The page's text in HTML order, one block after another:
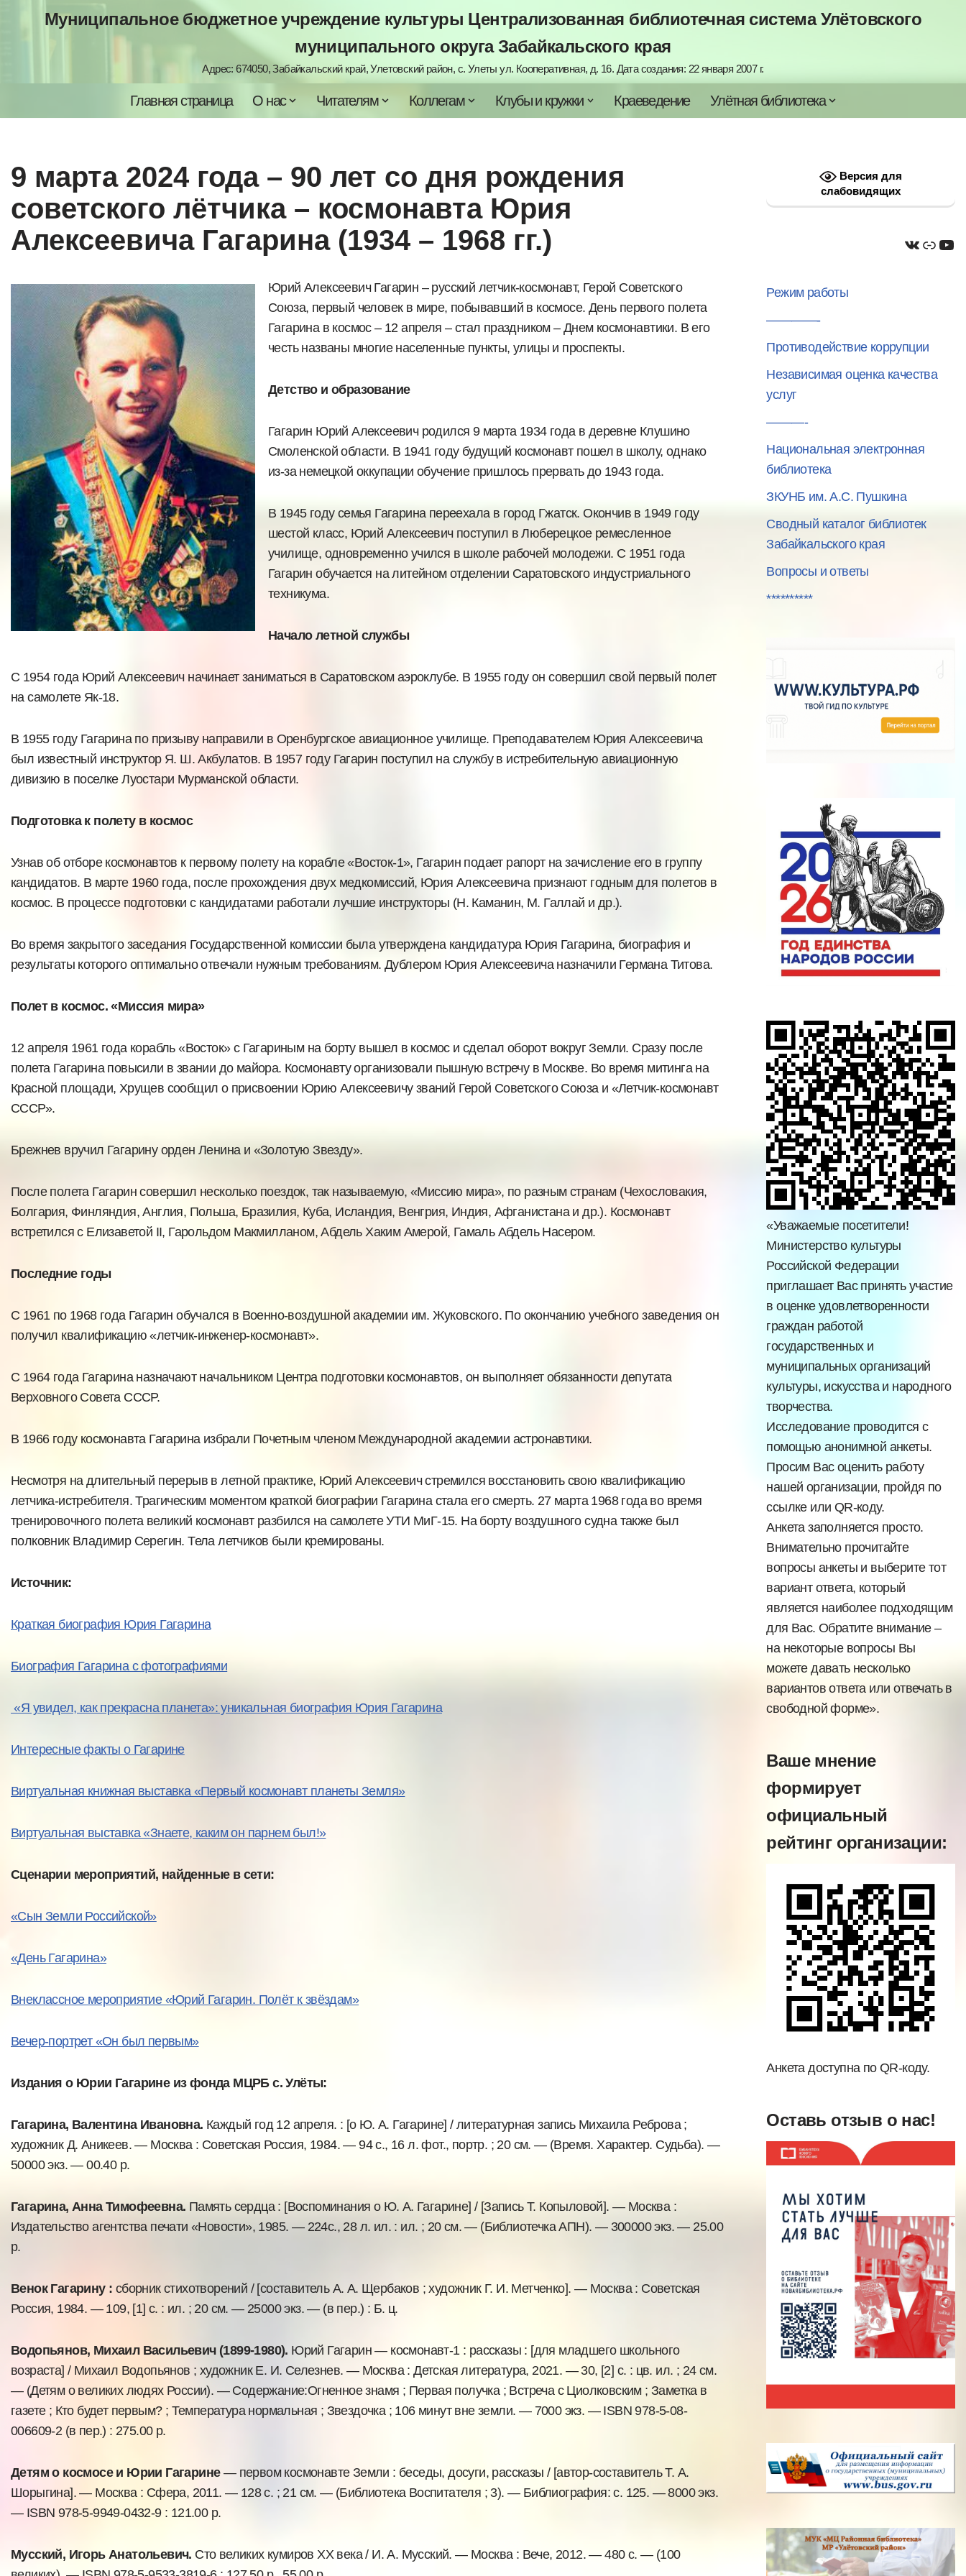
содержимому
Муниципальное бюджетное учреждение культуры Централизованная библиотечная система Улётовского
муниципального округа Забайкальского края
Адрес: 674050, Забайкальский край, Улетовский район, с. Улеты ул. Кооперативная, д. 16. Дата создания: 22 января 2007 г.
Главная страница О нас Читателям Коллегам Клубы и кружки Краеведение Улётная библиотека
9 марта 2024 года – 90 лет со дня рождения
советского лётчика – космонавта Юрия
Алексеевича Гагарина (1934 – 1968 гг.)
Юрий Алексеевич Гагарин – русский летчик-космонавт, Герой Советского
Союза, первый человек в мире, побывавший в космосе. День первого полета
Гагарина в космос – 12 апреля – стал праздником – Днем космонавтики. В его
честь названы многие населенные пункты, улицы и проспекты.
Детство и образование
Гагарин Юрий Алексеевич родился 9 марта 1934 года в деревне Клушино
Смоленской области. В 1941 году будущий космонавт пошел в школу, однако
из-за немецкой оккупации обучение пришлось прервать до 1943 года.
В 1945 году семья Гагарина переехала в город Гжатск. Окончив в 1949 году
шестой класс, Юрий Алексеевич поступил в Люберецкое ремесленное
училище, одновременно учился в школе рабочей молодежи. С 1951 года
Гагарин обучается на литейном отделении Саратовского индустриального
техникума.
Начало летной службы
С 1954 года Юрий Алексеевич начинает заниматься в Саратовском аэроклубе. В 1955 году он совершил свой первый полет
на самолете Як-18.
В 1955 году Гагарина по призыву направили в Оренбургское авиационное училище. Преподавателем Юрия Алексеевича
был известный инструктор Я. Ш. Акбулатов. В 1957 году Гагарин поступил на службу в истребительную авиационную
дивизию в поселке Луостари Мурманской области.
Подготовка к полету в космос
Узнав об отборе космонавтов к первому полету на корабле «Восток-1», Гагарин подает рапорт на зачисление его в группу
кандидатов. В марте 1960 года, после прохождения двух медкомиссий, Юрия Алексеевича признают годным для полетов в
космос. В процессе подготовки с кандидатами работали лучшие инструкторы (Н. Каманин, М. Галлай и др.).
Во время закрытого заседания Государственной комиссии была утверждена кандидатура Юрия Гагарина, биография и
результаты которого оптимально отвечали нужным требованиям. Дублером Юрия Алексеевича назначили Германа Титова.
Полет в космос. «Миссия мира»
12 апреля 1961 года корабль «Восток» с Гагариным на борту вышел в космос и сделал оборот вокруг Земли. Сразу после
полета Гагарина повысили в звании до майора. Космонавту организовали пышную встречу в Москве. Во время митинга на
Красной площади, Хрущев сообщил о присвоении Юрию Алексеевичу званий Герой Советского Союза и «Летчик-космонавт
СССР».
Брежнев вручил Гагарину орден Ленина и «Золотую Звезду».
После полета Гагарин совершил несколько поездок, так называемую, «Миссию мира», по разным странам (Чехословакия,
Болгария, Финляндия, Англия, Польша, Бразилия, Куба, Исландия, Венгрия, Индия, Афганистана и др.). Космонавт
встретился с Елизаветой II, Гарольдом Макмилланом, Абдель Хаким Амерой, Гамаль Абдель Насером.
Последние годы
С 1961 по 1968 года Гагарин обучался в Военно-воздушной академии им. Жуковского. По окончанию учебного заведения он
получил квалификацию «летчик-инженер-космонавт».
С 1964 года Гагарина назначают начальником Центра подготовки космонавтов, он выполняет обязанности депутата
Верховного Совета СССР.
В 1966 году космонавта Гагарина избрали Почетным членом Международной академии астронавтики.
Несмотря на длительный перерыв в летной практике, Юрий Алексеевич стремился восстановить свою квалификацию
летчика-истребителя. Трагическим моментом краткой биографии Гагарина стала его смерть. 27 марта 1968 года во время
тренировочного полета великий космонавт разбился на самолете УТИ МиГ-15. На борту воздушного судна также был
полковник Владимир Серегин. Тела летчиков были кремированы.
Источник:
Краткая биография Юрия Гагарина
Биография Гагарина с фотографиями
«Я увидел, как прекрасна планета»: уникальная биография Юрия Гагарина
Интересные факты о Гагарине
Виртуальная книжная выставка «Первый космонавт планеты Земля»
Виртуальная выставка «Знаете, каким он парнем был!»
Сценарии мероприятий, найденные в сети:
«Сын Земли Российской»
«День Гагарина»
Внеклассное мероприятие «Юрий Гагарин. Полёт к звёздам»
Вечер-портрет «Он был первым»
Издания о Юрии Гагарине из фонда МЦРБ с. Улёты:
Гагарина, Валентина Ивановна. Каждый год 12 апреля. : [о Ю. А. Гагарине] / литературная запись Михаила Реброва ;
художник Д. Аникеев. — Москва : Советская Россия, 1984. — 94 с., 16 л. фот., портр. ; 20 см. — (Время. Характер. Судьба). —
50000 экз. — 00.40 р.
Гагарина, Анна Тимофеевна. Память сердца : [Воспоминания о Ю. А. Гагарине] / [Запись Т. Копыловой]. — Москва :
Издательство агентства печати «Новости», 1985. — 224с., 28 л. ил. : ил. ; 20 см. — (Библиотечка АПН). — 300000 экз. — 25.00
р.
Венок Гагарину : сборник стихотворений / [составитель А. А. Щербаков ; художник Г. И. Метченко]. — Москва : Советская
Россия, 1984. — 109, [1] с. : ил. ; 20 см. — 25000 экз. — (в пер.) : Б. ц.
Водопьянов, Михаил Васильевич (1899-1980). Юрий Гагарин — космонавт-1 : рассказы : [для младшего школьного
возраста] / Михаил Водопьянов ; художник Е. И. Селезнев. — Москва : Детская литература, 2021. — 30, [2] с. : цв. ил. ; 24 см.
— (Детям о великих людях России). — Содержание:Огненное знамя ; Первая получка ; Встреча с Циолковским ; Заметка в
газете ; Кто будет первым? ; Температура нормальная ; Звездочка ; 106 минут вне земли. — 7000 экз. — ISBN 978-5-08-
006609-2 (в пер.) : 275.00 р.
Детям о космосе и Юрии Гагарине— первом космонавте Земли : беседы, досуги, рассказы / [автор-составитель Т. А.
Шорыгина]. — Москва : Сфера, 2011. — 128 с. ; 21 см. — (Библиотека Воспитателя ; 3). — Библиография: с. 125. — 8000 экз.
— ISBN 978-5-9949-0432-9 : 121.00 р.
Мусский, Игорь Анатольевич. Сто великих кумиров XX века / И. А. Мусский. — Москва : Вече, 2012. — 480 с. — (100
Версия для
слабовидящих
Режим работы
————-
Противодействие коррупции
Независимая оценка качества
услуг
———-
Национальная электронная
библиотека
ЗКУНБ им. А.С. Пушкина
Сводный каталог библиотек
Забайкальского края
Вопросы и ответы
**********
«Уважаемые посетители!
Министерство культуры
Российской Федерации
приглашает Вас принять участие
в оценке удовлетворенности
граждан работой
государственных и
муниципальных организаций
культуры, искусства и народного
творчества.
Исследование проводится с
помощью анонимной анкеты.
Просим Вас оценить работу
нашей организации, пройдя по
ссылке или QR-коду.
Анкета заполняется просто.
Внимательно прочитайте
вопросы анкеты и выберите тот
вариант ответа, который
является наиболее подходящим
для Вас. Обратите внимание –
на некоторые вопросы Вы
можете давать несколько
вариантов ответа или отвечать в
свободной форме».
Ваше мнение
формирует
официальный
рейтинг организации:
Анкета доступна по QR-коду.
Оставь отзыв о нас!